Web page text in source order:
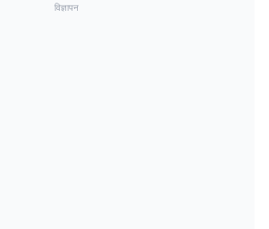
विज्ञापन